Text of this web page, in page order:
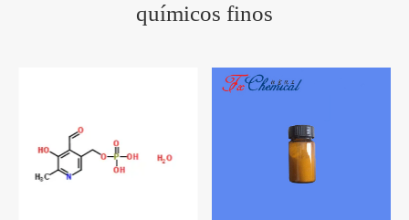
químicos finos